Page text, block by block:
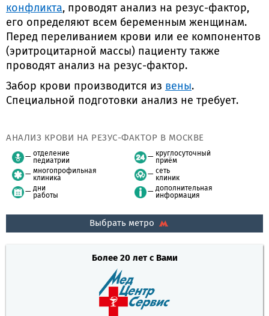
конфликта, проводят анализ на резус-фактор,
его определяют всем беременным женщинам.
Перед переливанием крови или ее компонентов
(эритроцитарной массы) пациенту также
проводят анализ на резус-фактор.
Забор крови производится из вены.
Специальной подготовки анализ не требует.
АНАЛИЗ КРОВИ НА РЕЗУС-ФАКТОР В МОСКВЕ
отделение
педиатрии
многопрофильная
клиника
дни
работы
круглосуточный
приём
сеть
клиник
дополнительная
информация
Выбрать метро
Более 20 лет с Вами